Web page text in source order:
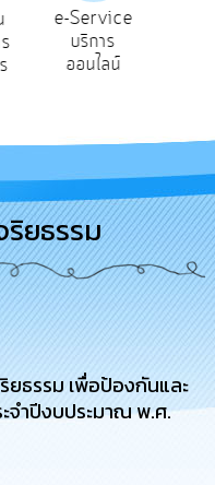
e-Service
บริการ
ออนไลน์
ยธรรม
ยธรรม เพื่อป้องกันและ
จำปีงบประมาณ พ.ศ.